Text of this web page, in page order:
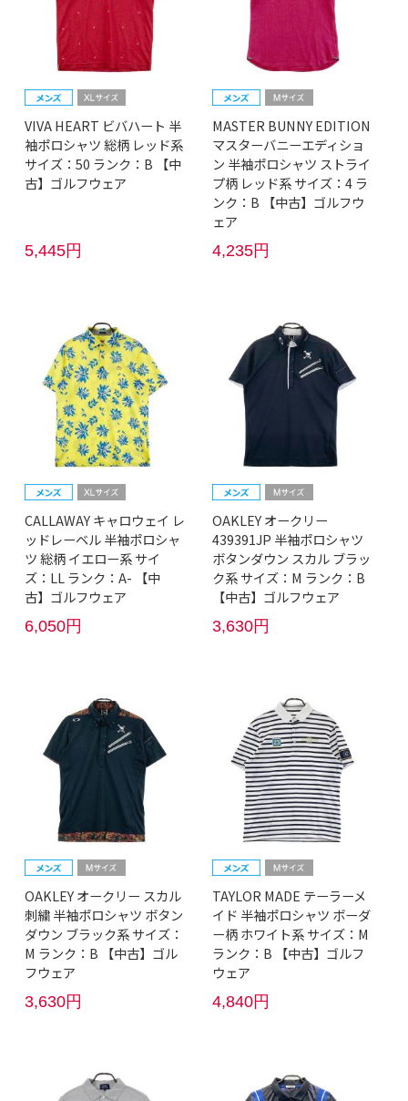
VIVA HEART ビバハート 半
袖ポロシャツ 総柄 レッド系
サイズ：50 ランク：B 【中
古】ゴルフウェア
5,445円
MASTER BUNNY EDITION
マスターバニーエディショ
ン 半袖ポロシャツ ストライ
プ柄 レッド系 サイズ：4 ラ
ンク：B 【中古】ゴルフウ
ェア
4,235円
CALLAWAY キャロウェイ レ
ッドレーベル 半袖ポロシャ
ツ 総柄 イエロー系 サイ
ズ：LL ランク：A- 【中
古】ゴルフウェア
6,050円
OAKLEY オークリー
439391JP 半袖ポロシャツ
ボタンダウン スカル ブラッ
ク系 サイズ：M ランク：B
【中古】ゴルフウェア
3,630円
OAKLEY オークリー スカル
刺繍 半袖ポロシャツ ボタン
ダウン ブラック系 サイズ：
M ランク：B 【中古】ゴル
フウェア
3,630円
TAYLOR MADE テーラーメ
イド 半袖ポロシャツ ボーダ
ー柄 ホワイト系 サイズ：M
ランク：B 【中古】ゴルフ
ウェア
4,840円